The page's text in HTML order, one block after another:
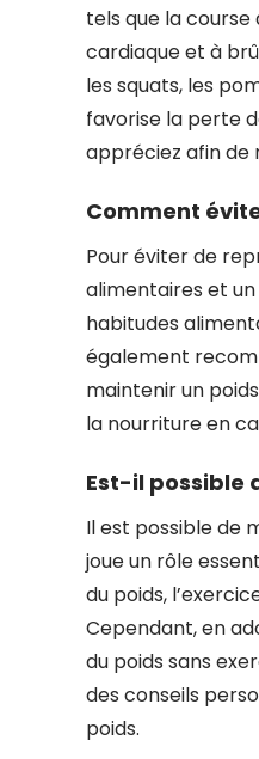
tels que la
cardiaque et à
les squats, les
favorise la perte
appréciez afin de
Comment
Pour éviter de
alimentaires et
habitudes
également
maintenir un
la nourriture en
Est-il possible
Il est possible de
joue un rôle
du poids,
Cependant, en
du poids sans
des conseils
poids.